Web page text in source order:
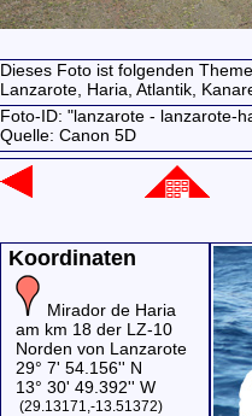
Dieses Foto ist folgenden
Lanzarote, Haria, Atlantik,
Foto-ID: "lanzarote - lanzarote-
Quelle: Canon 5D
Koordinaten
Mirador de Haria
am km 18 der LZ-10
Norden von Lanzarote
29° 7' 54.156'' N
13° 30' 49.392'' W
(29.13171,-13.51372)